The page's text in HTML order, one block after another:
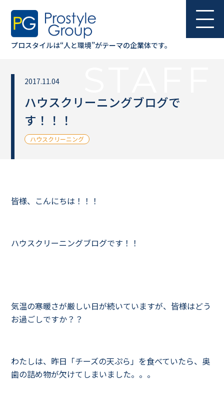
プロスタイルは“人と環境”がテーマの企業体です。
2017.11.04
ハウスクリーニングブログで
す！！！
ハウスクリーニング
皆様、こんにちは！！！
ハウスクリーニングブログです！！
気温の寒暖さが厳しい日が続いていますが、皆様はどう
お過ごしですか？？
わたしは、昨日「チーズの天ぷら」を食べていたら、奥
歯の詰め物が欠けてしまいました。。。